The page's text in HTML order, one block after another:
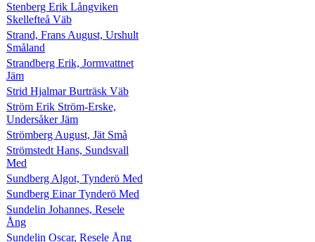
Stenberg Erik Långviken
Skellefteå Väb
Strand, Frans August, Urshult
Småland
Strandberg Erik, Jormvattnet
Jäm
Strid Hjalmar Burträsk Väb
Ström Erik Ström-Erske,
Undersåker Jäm
Strömberg August, Jät Små
Strömstedt Hans, Sundsvall
Med
Sundberg Algot, Tynderö Med
Sundberg Einar Tynderö Med
Sundelin Johannes, Resele
Ång
Sundelin Oscar, Resele Ång